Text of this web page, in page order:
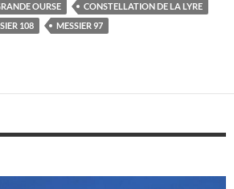
OURSE
CONSTELLATION DE LA LYRE
108
MESSIER 97